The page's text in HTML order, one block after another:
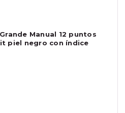
Manual 12 puntos
piel negro con índice